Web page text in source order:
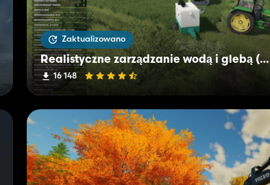
Zaktualizowano
Realistyczne zarządzanie wodą i glebą (RWSM)
16 148